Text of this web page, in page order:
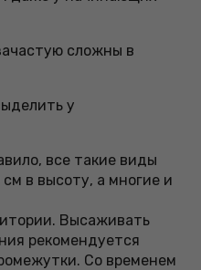
сложны в
у
все такие виды
в высоту, а многие и
Высаживать
рекомендуется
Со временем